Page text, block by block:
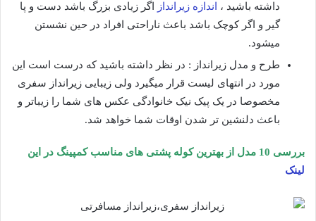
داشته باشید ،
اندازه زیرانداز
اگر زیادی بزرگ باشد دست و پا
گیر و اگر کوچک باشد باعث ناراحتی افراد در حین نشستن
میشود.
طرح و مدل زیرانداز : در نظر داشته باشید که درست است این
مورد در انتهای لیست قرار میگیرد ولی زیبایی زیرانداز سفری
مخصوصا در یک پیک نیک خانوادگی عکس های شما را زیباتر و
باعث دلنشین تر شدن اوقات شما خواهد شد.
بررسی 10 مدل از بهترین کوله پشتی های مناسب کمپینگ در این
لینک